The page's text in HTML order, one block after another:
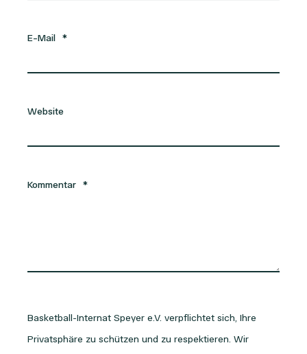
E-Mail *
Website
Kommentar *
Basketball-Internat Speyer e.V. verpflichtet sich, Ihre
Privatsphäre zu schützen und zu respektieren. Wir